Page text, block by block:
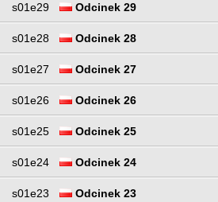
s01e29 Odcinek 29
s01e28 Odcinek 28
s01e27 Odcinek 27
s01e26 Odcinek 26
s01e25 Odcinek 25
s01e24 Odcinek 24
s01e23 Odcinek 23